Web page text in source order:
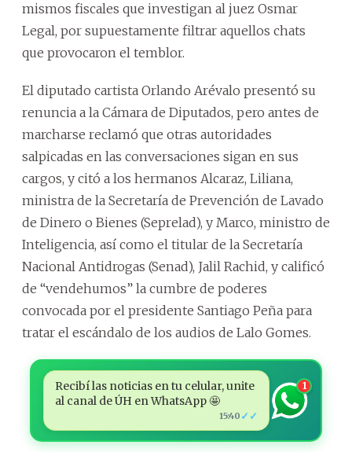
mismos fiscales que investigan al juez Osmar
Legal, por supuestamente filtrar aquellos chats
que provocaron el temblor.
El diputado cartista Orlando Arévalo presentó su
renuncia a la Cámara de Diputados, pero antes de
marcharse reclamó que otras autoridades
salpicadas en las conversaciones sigan en sus
cargos, y citó a los hermanos Alcaraz, Liliana,
ministra de la Secretaría de Prevención de Lavado
de Dinero o Bienes (Seprelad), y Marco, ministro de
Inteligencia, así como el titular de la Secretaría
Nacional Antidrogas (Senad), Jalil Rachid, y calificó
de “vendehumos” la cumbre de poderes
convocada por el presidente Santiago Peña para
tratar el escándalo de los audios de Lalo Gomes.
Recibí las noticias en tu celular, unite
al canal de ÚH en WhatsApp 🤩
15:40 ✓✓
1